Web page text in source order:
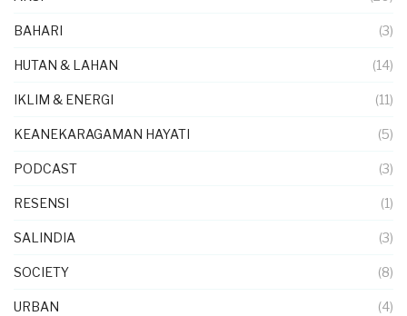
BAHARI (3)
HUTAN & LAHAN (14)
IKLIM & ENERGI (11)
KEANEKARAGAMAN HAYATI (5)
PODCAST (3)
RESENSI (1)
SALINDIA (3)
SOCIETY (8)
URBAN (4)